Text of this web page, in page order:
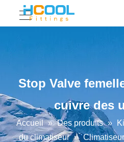
Stop Valve
cuivre des
Accueil » Des produits »
du climatiseur »